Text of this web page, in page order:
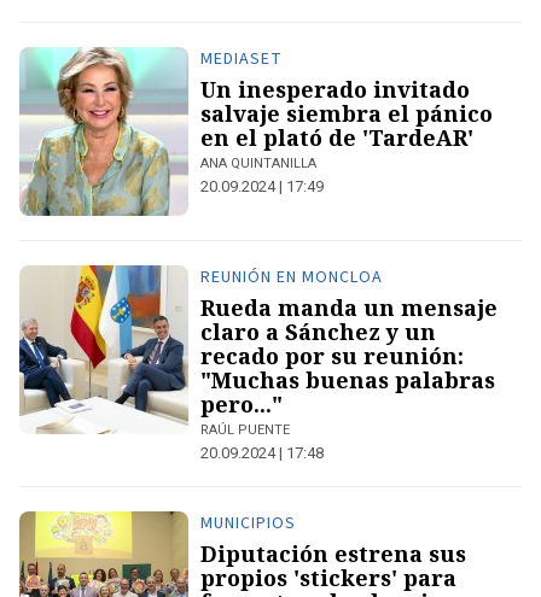
MEDIASET
Un inesperado invitado
salvaje siembra el pánico
en el plató de 'TardeAR'
ANA QUINTANILLA
20.09.2024 | 17:49
REUNIÓN EN MONCLOA
Rueda manda un mensaje
claro a Sánchez y un
recado por su reunión:
"Muchas buenas palabras
pero..."
RAÚL PUENTE
20.09.2024 | 17:48
MUNICIPIOS
Diputación estrena sus
propios 'stickers' para